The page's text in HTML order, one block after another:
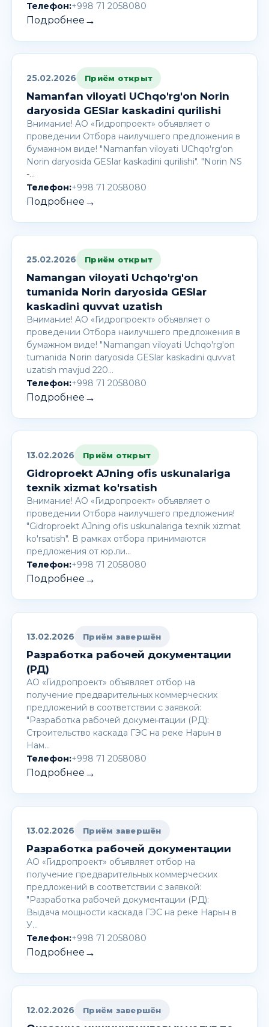
Телефон:+998 71 2058080
Подробнее →
25.02.2026 Приём открыт
Namanfan viloyati UChqo'rg'on Norin
daryosida GESlar kaskadini qurilishi
Внимание! AО «Гидропроект» объявляет о
проведении Отбора наилучшего предложения в
бумажном виде! "Namanfan viloyati UChqo'rg'on
Norin daryosida GESlar kaskadini qurilishi". "Norin NS
-…
Телефон:+998 71 2058080
Подробнее →
25.02.2026 Приём открыт
Namangan viloyati Uchqo'rg'on
tumanida Norin daryosida GESlar
kaskadini quvvat uzatish
Внимание! AО «Гидропроект» объявляет о
проведении Отбора наилучшего предложения в
бумажном виде! "Namangan viloyati Uchqo'rg'on
tumanida Norin daryosida GESlar kaskadini quvvat
uzatish mavjud 220…
Телефон:+998 71 2058080
Подробнее →
13.02.2026 Приём открыт
Gidroproekt AJning ofis uskunalariga
texnik xizmat ko'rsatish
Внимание! AО «Гидропроект» объявляет о
проведении Отбора наилучшего предложения!
"Gidroproekt AJning ofis uskunalariga texnik xizmat
ko'rsatish". В рамках отбора принимаются
предложения от юр.ли…
Телефон:+998 71 2058080
Подробнее →
13.02.2026 Приём завершён
Разработка рабочей документации
(РД)
АО «Гидропроект» объявляет отбор на
получение предварительных коммерческих
предложений в соответствии с заявкой:
"Разработка рабочей документации (РД):
Строительство каскада ГЭС на реке Нарын в
Нам…
Телефон:+998 71 2058080
Подробнее →
13.02.2026 Приём завершён
Разработка рабочей документации
АО «Гидропроект» объявляет отбор на
получение предварительных коммерческих
предложений в соответствии с заявкой:
"Разработка рабочей документации (РД):
Выдача мощности каскада ГЭС на реке Нарын в
У…
Телефон:+998 71 2058080
Подробнее →
12.02.2026 Приём завершён